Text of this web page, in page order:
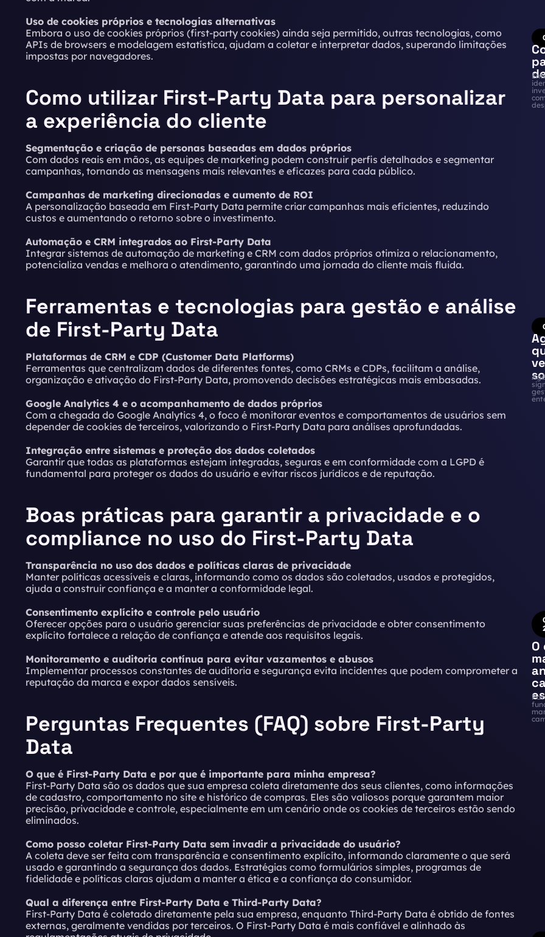
Uso de cookies próprios e tecnologias alternativas
Embora o uso de cookies próprios (first-party cookies) ainda seja permitido, outras tecnologias, como
APIs de browsers e modelagem estatística, ajudam a coletar e interpretar dados, superando limitações
impostas por navegadores.
Como utilizar First-Party Data para personalizar
a experiência do cliente
Segmentação e criação de personas baseadas em dados próprios
Com dados reais em mãos, as equipes de marketing podem construir perfis detalhados e segmentar
campanhas, tornando as mensagens mais relevantes e eficazes para cada público.
Campanhas de marketing direcionadas e aumento de ROI
A personalização baseada em First-Party Data permite criar campanhas mais eficientes, reduzindo
custos e aumentando o retorno sobre o investimento.
Automação e CRM integrados ao First-Party Data
Integrar sistemas de automação de marketing e CRM com dados próprios otimiza o relacionamento,
potencializa vendas e melhora o atendimento, garantindo uma jornada do cliente mais fluida.
Ferramentas e tecnologias para gestão e análise
de First-Party Data
Plataformas de CRM e CDP (Customer Data Platforms)
Ferramentas que centralizam dados de diferentes fontes, como CRMs e CDPs, facilitam a análise,
organização e ativação do First-Party Data, promovendo decisões estratégicas mais embasadas.
Google Analytics 4 e o acompanhamento de dados próprios
Com a chegada do Google Analytics 4, o foco é monitorar eventos e comportamentos de usuários sem
depender de cookies de terceiros, valorizando o First-Party Data para análises aprofundadas.
Integração entre sistemas e proteção dos dados coletados
Garantir que todas as plataformas estejam integradas, seguras e em conformidade com a LGPD é
fundamental para proteger os dados do usuário e evitar riscos jurídicos e de reputação.
Boas práticas para garantir a privacidade e o
compliance no uso do First-Party Data
Transparência no uso dos dados e políticas claras de privacidade
Manter políticas acessíveis e claras, informando como os dados são coletados, usados e protegidos,
ajuda a construir confiança e a manter a conformidade legal.
Consentimento explícito e controle pelo usuário
Oferecer opções para o usuário gerenciar suas preferências de privacidade e obter consentimento
explícito fortalece a relação de confiança e atende aos requisitos legais.
Monitoramento e auditoria contínua para evitar vazamentos e abusos
Implementar processos constantes de auditoria e segurança evita incidentes que podem comprometer a
reputação da marca e expor dados sensíveis.
Perguntas Frequentes (FAQ) sobre First-Party
Data
O que é First-Party Data e por que é importante para minha empresa?
First-Party Data são os dados que sua empresa coleta diretamente dos seus clientes, como informações
de cadastro, comportamento no site e histórico de compras. Eles são valiosos porque garantem maior
precisão, privacidade e controle, especialmente em um cenário onde os cookies de terceiros estão sendo
eliminados.
Como posso coletar First-Party Data sem invadir a privacidade do usuário?
A coleta deve ser feita com transparência e consentimento explícito, informando claramente o que será
usado e garantindo a segurança dos dados. Estratégias como formulários simples, programas de
fidelidade e políticas claras ajudam a manter a ética e a confiança do consumidor.
Qual a diferença entre First-Party Data e Third-Party Data?
First-Party Data é coletado diretamente pela sua empresa, enquanto Third-Party Data é obtido de fontes
externas, geralmente vendidas por terceiros. O First-Party Data é mais confiável e alinhado às